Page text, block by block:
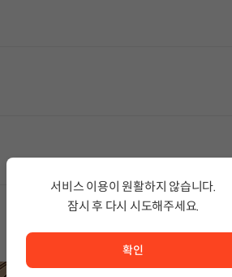
서비스 이용이 원활하지 않습니다.
잠시 후 다시 시도해주세요.
확인